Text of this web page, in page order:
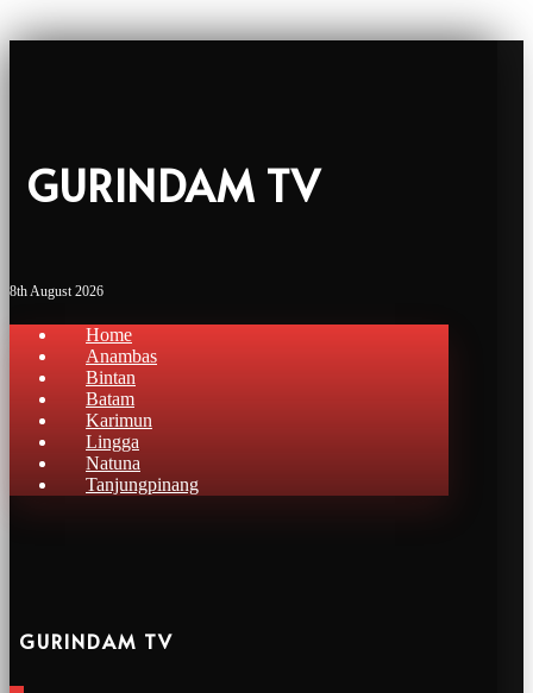
GURINDAM TV
8th August 2026
Home
Anambas
Bintan
Batam
Karimun
Lingga
Natuna
Tanjungpinang
GURINDAM TV